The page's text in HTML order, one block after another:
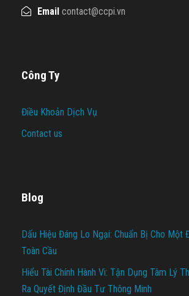
Email contact@ccpi.vn
Công Ty
Điều Khoản Dịch Vụ
Contact us
Blog
Dấu Hiệu Đáng Lo Ngại: Chuẩn Bị Cho Một
Toàn Cầu
Hiểu Tài Chính Hành Vi: Tận Dụng Tâm Lý
Ra Quyết Định Đầu Tư Thông Minh